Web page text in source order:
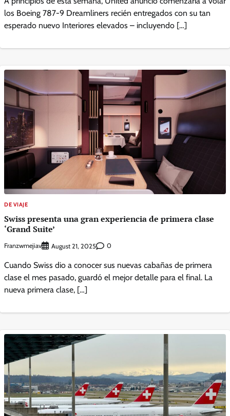
los Boeing 787-9 Dreamliners recién entregados con su tan
esperado nuevo Interiores elevados – incluyendo […]
DE VIAJE
Swiss presenta una gran experiencia de primera clase
‘Grand Suite’
Franzwmejiav August 21, 2025 0
Cuando Swiss dio a conocer sus nuevas cabañas de primera
clase el mes pasado, guardó el mejor detalle para el final. La
nueva primera clase, […]